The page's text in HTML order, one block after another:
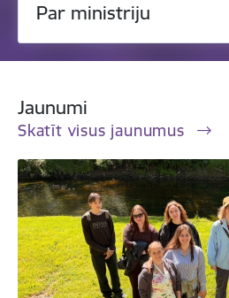
Par ministriju
Jaunumi
Skatīt visus jaunumus